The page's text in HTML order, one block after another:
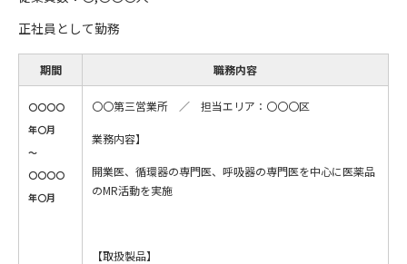
正社員として勤務
期間 職務内容
〇〇〇〇
年〇月
～
〇〇〇〇
年〇月
〇〇第三営業所 ／ 担当エリア：〇〇〇区
業務内容】
開業医、循環器の専門医、呼吸器の専門医を中心に医薬品
のMR活動を実施
【取扱製品】